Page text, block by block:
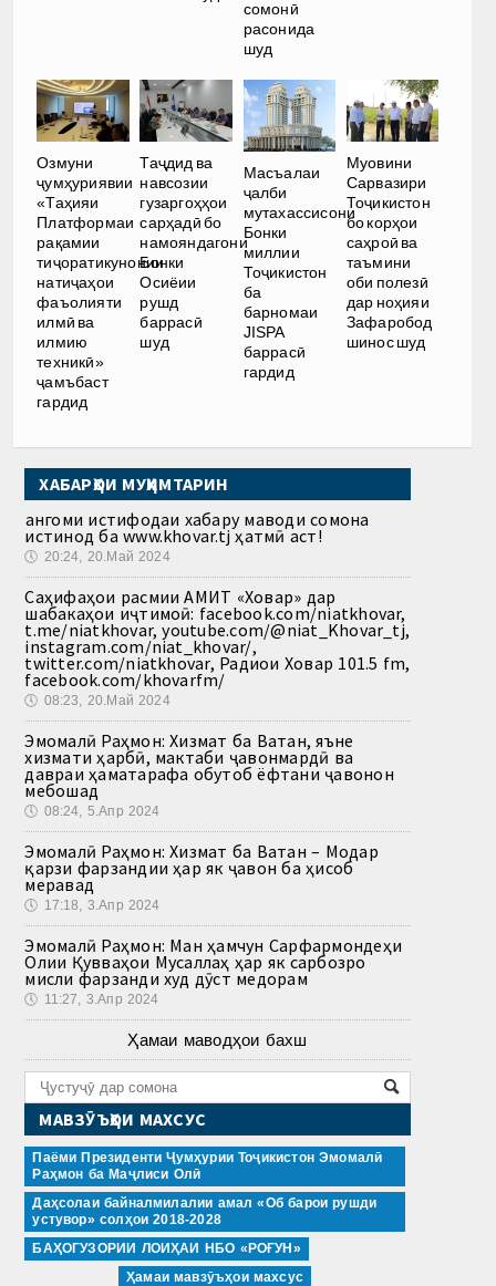
сомонӣ
расонида
шуд
Озмуни
ҷумҳуриявии
«Таҳияи
Платформаи
рақамии
тиҷоратикунонии
натиҷаҳои
фаъолияти
илмӣ ва
илмию
техникӣ»
ҷамъбаст
гардид
Таҷдид ва
навсозии
гузаргоҳҳои
сарҳадӣ бо
намояндагони
Бонки
Осиёии
рушд
баррасӣ
шуд
Масъалаи
ҷалби
мутахассисони
Бонки
миллии
Тоҷикистон
ба
барномаи
JISPA
баррасӣ
гардид
Муовини
Сарвазири
Тоҷикистон
бо корҳои
саҳроӣ ва
таъмини
оби полезӣ
дар ноҳияи
Зафаробод
шинос шуд
ХАБАРҲОИ МУҲИМТАРИН
Ҳангоми истифодаи хабару маводи сомона
истинод ба www.khovar.tj ҳатмӣ аст!
🕔 20:24, 20.Май 2024
Саҳифаҳои расмии АМИТ «Ховар» дар
шабакаҳои иҷтимоӣ: facebook.com/niatkhovar,
t.me/niatkhovar, youtube.com/@niat_Khovar_tj,
instagram.com/niat_khovar/,
twitter.com/niatkhovar, Радиои Ховар 101.5 fm,
facebook.com/khovarfm/
🕔 08:23, 20.Май 2024
Эмомалӣ Раҳмон: Хизмат ба Ватан, яъне
хизмати ҳарбӣ, мактаби ҷавонмардӣ ва
давраи ҳаматарафа обутоб ёфтани ҷавонон
мебошад
🕔 08:24, 5.Апр 2024
Эмомалӣ Раҳмон: Хизмат ба Ватан – Модар
қарзи фарзандии ҳар як ҷавон ба ҳисоб
меравад
🕔 17:18, 3.Апр 2024
Эмомалӣ Раҳмон: Ман ҳамчун Сарфармондеҳи
Олии Қувваҳои Мусаллаҳ ҳар як сарбозро
мисли фарзанди худ дӯст медорам
🕔 11:27, 3.Апр 2024
Ҳамаи маводҳои бахш
МАВЗӮЪҲОИ МАХСУС
Паёми Президенти Ҷумҳурии Тоҷикистон Эмомалӣ
Раҳмон ба Маҷлиси Олӣ
Даҳсолаи байналмилалии амал «Об барои рушди
устувор» солҳои 2018-2028
БАҲОГУЗОРИИ ЛОИҲАИ НБО «РОҒУН»
Ҳамаи мавзӯъҳои махсус